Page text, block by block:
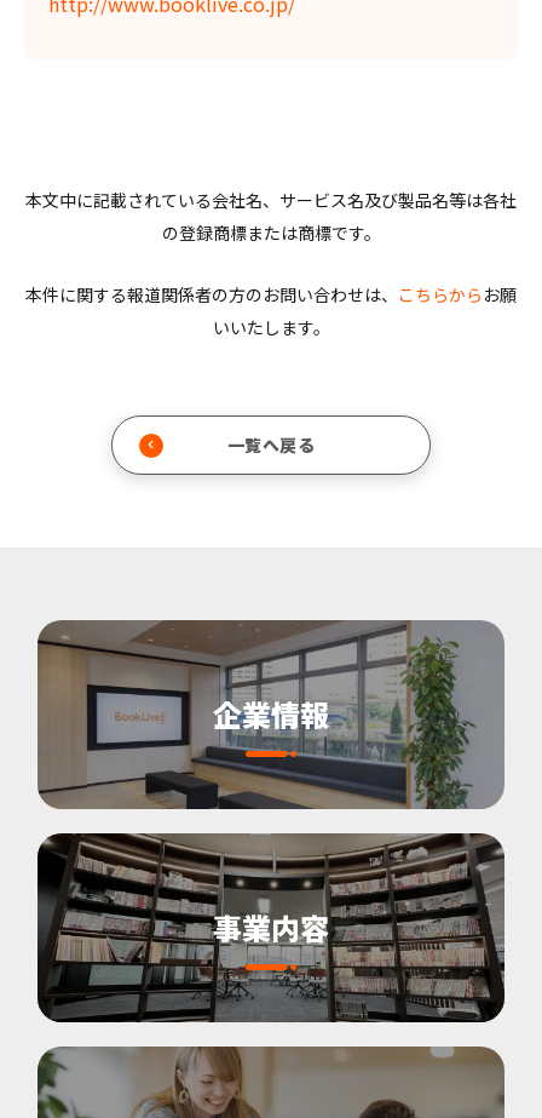
本文中に記載されている会社名、サービス名及び製品名等は各社
の登録商標または商標です。
本件に関する報道関係者の方のお問い合わせは、 こちらから お願
いいたします。
一覧へ戻る
企業情報
事業内容